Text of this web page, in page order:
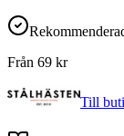
Från 69 kr
Till